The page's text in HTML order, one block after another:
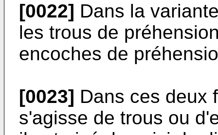
[0022] Dans la
les trous de
encoches de
[0023] Dans ces deux
s'agisse de trous ou